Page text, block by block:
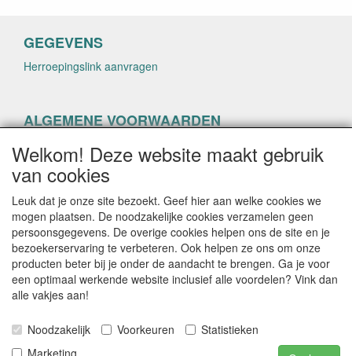
GEGEVENS
Herroepingslink aanvragen
ALGEMENE VOORWAARDEN
Herroepingslink aanvragen
CONTACTGEGEVENS
helenacosmetica.nl
E-mail: info@helenacosmetica.nl
Telefoon:
Welkom! Deze website maakt gebruik
van cookies
Leuk dat je onze site bezoekt. Geef hier aan welke cookies we
mogen plaatsen. De noodzakelijke cookies verzamelen geen
persoonsgegevens. De overige cookies helpen ons de site en je
bezoekerservaring te verbeteren. Ook helpen ze ons om onze
producten beter bij je onder de aandacht te brengen. Ga je voor
een optimaal werkende website inclusief alle voordelen? Vink dan
alle vakjes aan!
Noodzakelijk Voorkeuren
Statistieken
Marketing